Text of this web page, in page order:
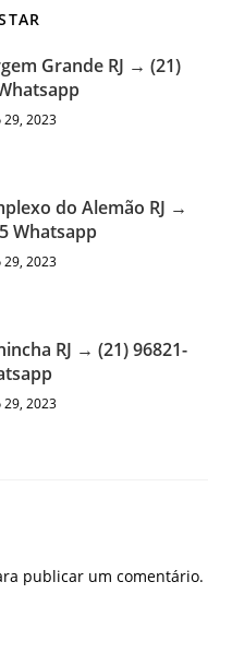
Grande RJ → (21)
2023
do Alemão RJ →
Whatsapp
2023
RJ → (21) 96821-
2023
publicar um comentário.